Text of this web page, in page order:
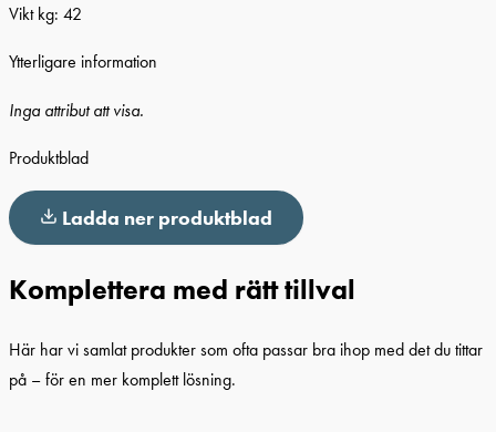
Vikt kg: 42
Ytterligare information
Inga attribut att visa.
Produktblad
Ladda ner produktblad
Komplettera med rätt tillval
Här har vi samlat produkter som ofta passar bra ihop med det du tittar
på – för en mer komplett lösning.